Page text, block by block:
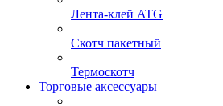
Лента-клей ATG
Скотч пакетный
Термоскотч
Торговые аксессуары